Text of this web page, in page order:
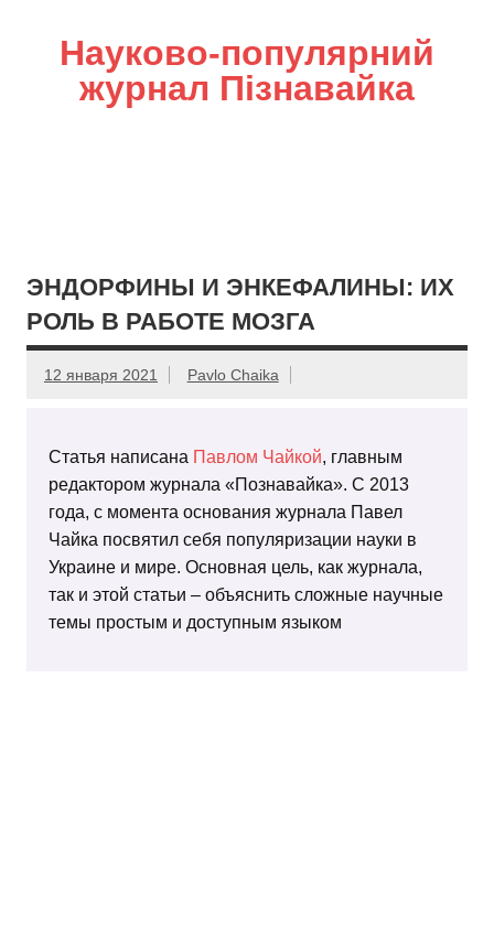
Науково-популярний
журнал Пізнавайка
ЭНДОРФИНЫ И ЭНКЕФАЛИНЫ: ИХ
РОЛЬ В РАБОТЕ МОЗГА
12 января 2021 Pavlo Chaika
Статья написана Павлом Чайкой, главным
редактором журнала «Познавайка». С 2013
года, с момента основания журнала Павел
Чайка посвятил себя популяризации науки в
Украине и мире. Основная цель, как журнала,
так и этой статьи – объяснить сложные научные
темы простым и доступным языком